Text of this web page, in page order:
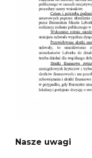
Nasze uwagi